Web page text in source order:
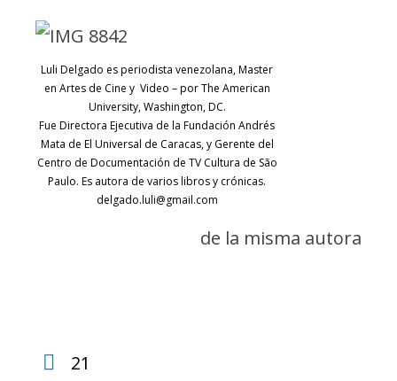
Luli Delgado es periodista venezolana, Master
en Artes de Cine y Video – por The American
University, Washington, DC.
Fue Directora Ejecutiva de la Fundación Andrés
Mata de El Universal de Caracas, y Gerente del
Centro de Documentación de TV Cultura de São
Paulo. Es autora de varios libros y crónicas.
delgado.luli@gmail.com
de la misma autora
21